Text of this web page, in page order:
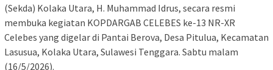
(Sekda) Kolaka Utara, H. Muhammad Idrus, secara resmi
membuka kegiatan KOPDARGAB CELEBES ke-13 NR-XR
Celebes yang digelar di Pantai Berova, Desa Pitulua, Kecamatan
Lasusua, Kolaka Utara, Sulawesi Tenggara. Sabtu malam
(16/5/2026).